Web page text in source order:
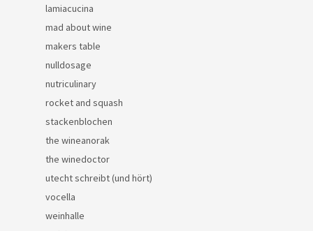
lamiacucina
mad about wine
makers table
nulldosage
nutriculinary
rocket and squash
stackenblochen
the wineanorak
the winedoctor
utecht schreibt (und hört)
vocella
weinhalle